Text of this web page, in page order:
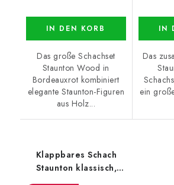
IN DEN KORB
Das große Schachset
Staunton Wood in
Bordeauxrot kombiniert
elegante Staunton-Figuren
aus Holz...
IN
Das
ein
Klappbares Schach
Staunton klassisch,